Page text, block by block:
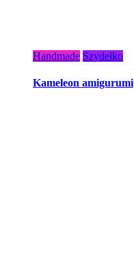
Handmade Szydełko
Kameleon amigurumi